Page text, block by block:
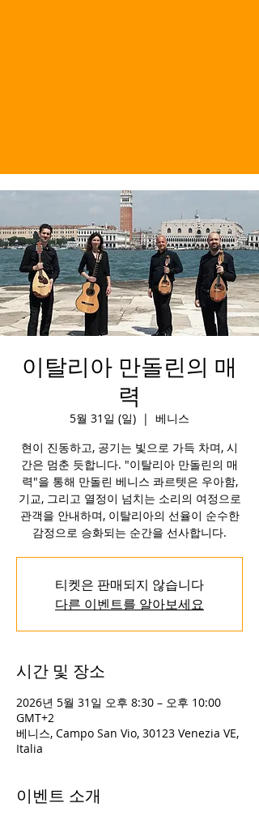
이탈리아 만돌린의 매
력
5월 31일 (일)
  |
베니스
현이 진동하고, 공기는 빛으로 가득 차며, 시
간은 멈춘 듯합니다. "이탈리아 만돌린의 매
력"을 통해 만돌린 베니스 콰르텟은 우아함,
기교, 그리고 열정이 넘치는 소리의 여정으로
관객을 안내하며, 이탈리아의 선율이 순수한
감정으로 승화되는 순간을 선사합니다.
티켓은 판매되지 않습니다
다른 이벤트를 알아보세요
시간 및 장소
2026년 5월 31일 오후 8:30 – 오후 10:00
GMT+2
베니스, Campo San Vio, 30123 Venezia VE,
Italia
이벤트 소개